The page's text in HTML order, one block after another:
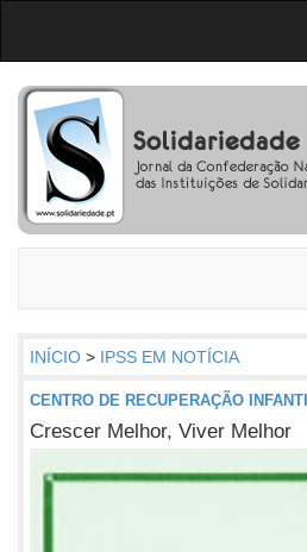
INÍCIO > IPSS EM NOTÍCIA
CENTRO DE RECUPERAÇÃO
Crescer Melhor, Viver Melhor